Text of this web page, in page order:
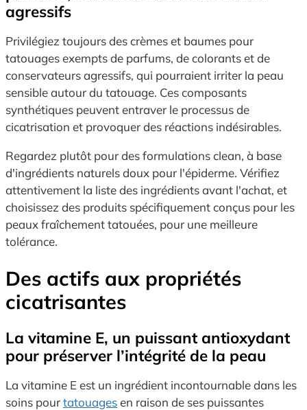
agressifs
Privilégiez toujours des crèmes et baumes pour
tatouages exempts de parfums, de colorants et de
conservateurs agressifs, qui pourraient irriter la peau
sensible autour du tatouage. Ces composants
synthétiques peuvent entraver le processus de
cicatrisation et provoquer des réactions indésirables.
Regardez plutôt pour des formulations clean, à base
d'ingrédients naturels doux pour l'épiderme. Vérifiez
attentivement la liste des ingrédients avant l'achat, et
choisissez des produits spécifiquement conçus pour les
peaux fraîchement tatouées, pour une meilleure
tolérance.
Des actifs aux propriétés
cicatrisantes
La vitamine E, un puissant antioxydant
pour préserver l’intégrité de la peau
La vitamine E est un ingrédient incontournable dans les
soins pourtatouagesen raison de ses puissantes